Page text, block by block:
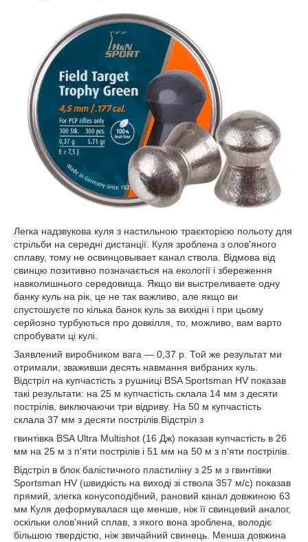
Легка надзвукова куля з настильною траєкторією польоту для
стрільби на середні дистанції. Куля зроблена з олов'яного
сплаву, тому не освинцовывает канал ствола. Відмова від
свинцю позитивно позначається на екології і збереження
навколишнього середовища. Якщо ви выстреливаете одну
банку куль на рік, це не так важливо, але якщо ви
спустошуєте по кілька банок куль за вихідні і при цьому
серйозно турбуються про довкілля, то, можливо, вам варто
спробувати ці кулі.
Заявлений виробником вага — 0,37 р. Той же результат ми
отримали, зваживши десять навмання вибраних куль.
Відстріл на купчастість з рушниці BSA Sportsman HV показав
такі результати: на 25 м купчастість склала 14 мм з десяти
пострілів, виключаючи три відриву. На 50 м купчастість
склала 37 мм з десяти пострілів.Відстріл з
гвинтівка BSA Ultra Multishot (16 Дж) показав купчастість в 26
мм на 25 м з п'яти пострілів і 51 мм на 50 м з п'яти пострілів.
Відстріл в блок балістичного пластиліну з 25 м з гвинтівки
Sportsman HV (швидкість на виході зі ствола 357 м/с) показав
прямий, злегка конусоподібний, рановий канал довжиною 63
мм Куля деформувалася ще менше, ніж її свинцевий аналог,
оскільки олов'яний сплав, з якого вона зроблена, володіє
більшою твердістю, ніж звичайний свинець. Менша довжина